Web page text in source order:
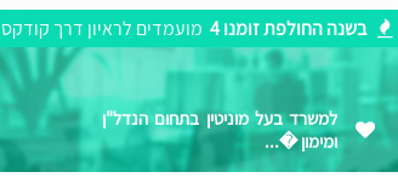
בשנה החולפת זומנו 4 מועמדים לראיון דרך קודקס
למשרד בעל מוניטין בתחום הנדל"ן
ומימון �...